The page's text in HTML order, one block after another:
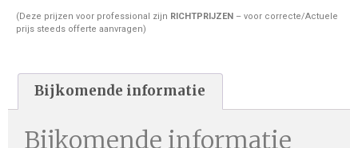
(Deze prijzen voor professional zijn RICHTPRIJZEN – voor correcte/Actuele
prijs steeds offerte aanvragen)
Bijkomende informatie
Bijkomende informatie